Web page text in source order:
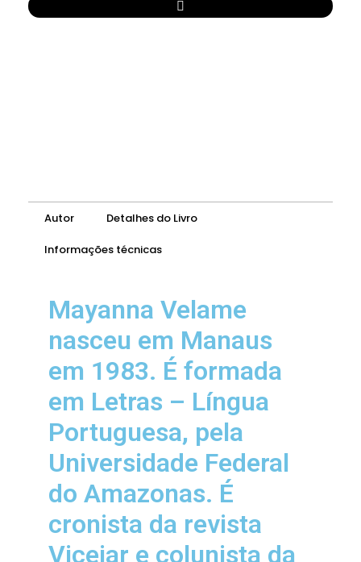
Autor Detalhes do Livro
Informações técnicas
Mayanna Velame
nasceu em Manaus
em 1983. É formada
em Letras – Língua
Portuguesa, pela
Universidade Federal
do Amazonas. É
cronista da revista
Vicejar e colunista da